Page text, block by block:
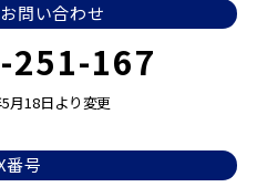
問い合わせ
251-167
月18日より変更
番号